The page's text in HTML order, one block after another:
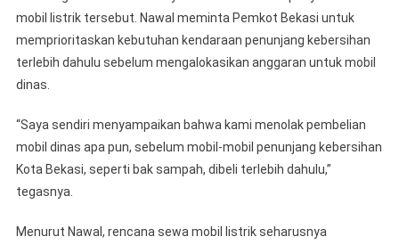
mobil listrik tersebut. Nawal meminta Pemkot Bekasi untuk
memprioritaskan kebutuhan kendaraan penunjang kebersihan
terlebih dahulu sebelum mengalokasikan anggaran untuk mobil
dinas.
“Saya sendiri menyampaikan bahwa kami menolak pembelian
mobil dinas apa pun, sebelum mobil-mobil penunjang kebersihan
Kota Bekasi, seperti bak sampah, dibeli terlebih dahulu,”
tegasnya.
Menurut Nawal, rencana sewa mobil listrik seharusnya